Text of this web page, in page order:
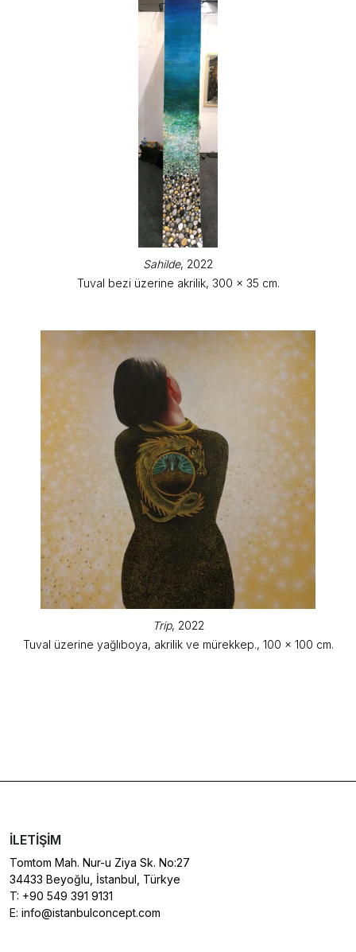
Sahilde, 2022
Tuval bezi üzerine akrilik, 300 x 35 cm.
Trip, 2022
Tuval üzerine yağlıboya, akrilik ve mürekkep., 100 x 100 cm.
İLETIŞIM
Tomtom Mah. Nur-u Ziya Sk. No:27
34433 Beyoğlu, İstanbul, Türkye
T: +90 549 391 9131
E: info@istanbulconcept.com